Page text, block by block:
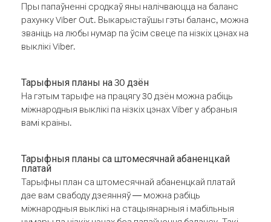
Пры папаўненні сродкаў яны налічваюцца на баланс
рахунку Viber Out. Выкарыстаўшы гэты баланс, можна
званіць на любы нумар па ўсім свеце па нізкіх цэнах на
выклікі Viber.
Тарыфныя планы на 30 дзён
На гэтым тарыфе на працягу 30 дзён можна рабіць
міжнародныя выклікі па нізкіх цэнах Viber у абраныя
вамі краіны.
Тарыфныя планы са штомесячнай абаненцкай
платай
Тарыфны план са штомесячнай абаненцкай платай
дае вам свабоду дзеянняў — можна рабіць
міжнародныя выклікі на стацыянарныя і мабільныя